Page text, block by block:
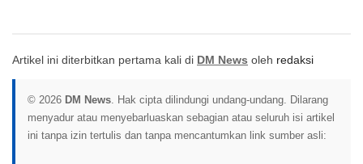
Artikel ini diterbitkan pertama kali di DM News oleh redaksi
© 2026 DM News. Hak cipta dilindungi undang-undang. Dilarang
menyadur atau menyebarluaskan sebagian atau seluruh isi artikel
ini tanpa izin tertulis dan tanpa mencantumkan link sumber asli: